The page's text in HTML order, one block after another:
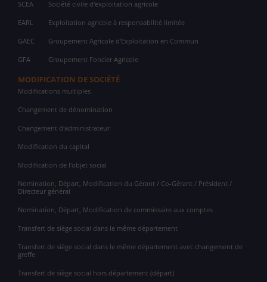
SCEA Société civile d'exploitation agricole
EARL Exploitation agricole à responsabilité limitée
GAEC Groupement Agricole d'Exploitation en Commun
GFA Groupement Foncier Agricole
MODIFICATION DE SOCIÉTÉ
Modifications multiples
Changement de dénomination
Changement d'administrateur
Modification du capital
Modification de l'objet social
Nomination, Départ, Modification du Gérant / Co-Gérant / Président /
Directeur général
Nomination, Départ, Modification de commissaire aux comptes
Transfert de siège social dans le même département
Transfert de siège social dans le même département avec changement de
greffe
Transfert de siège social hors département (départ)